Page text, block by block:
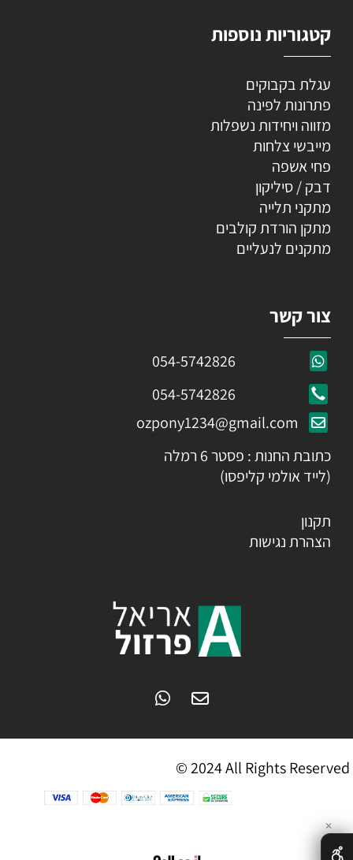
קטגוריות נוספות
עגלת בקבוקים
פתרונות לפינה
מזווה ויחידות נשפלות
מייבשי צלחות
פחי אשפה
דבק / סיליקון
מתקני תלייה
מתקן הורדת קולבים
מתקנים לנעליים
צור קשר
054-5742826
054-5742826
ozpony1234@gmail.com
כתובת החנות : פסטר 6 רמלה
(לייד אולמי קליפסו)
תקנון
הצהרת נגישות
© 2024 All Rights Reserved
✕